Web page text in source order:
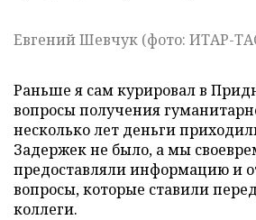
Евгений Шевчук (фото: ИТАР-
Раньше я сам курировал в
вопросы получения
несколько лет деньги
Задержек не было, а мы
предоставляли информацию и
вопросы, которые ставили
коллеги.